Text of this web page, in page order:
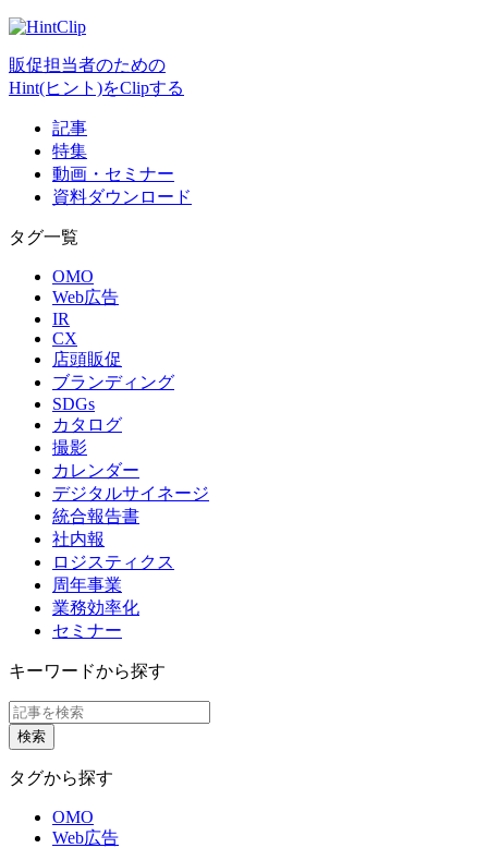
販促担当者のための
Hint(ヒント)をClipする
記事
特集
動画・セミナー
資料ダウンロード
タグ一覧
OMO
Web広告
IR
CX
店頭販促
ブランディング
SDGs
カタログ
撮影
カレンダー
デジタルサイネージ
統合報告書
社内報
ロジスティクス
周年事業
業務効率化
セミナー
キーワードから探す
タグから探す
OMO
Web広告